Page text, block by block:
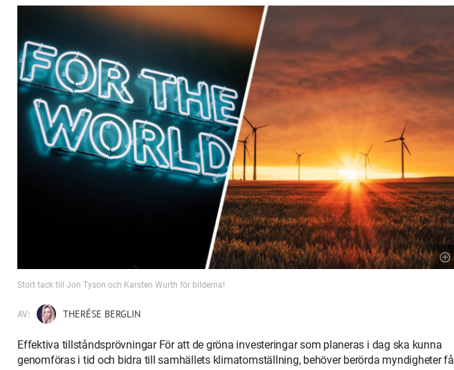
Stort tack till Jon Tyson och Karsten Wurth för bilderna!
AV: THERÉSE BERGLIN
Effektiva tillståndsprövningar För att de gröna investeringar som planeras i dag ska kunna
genomföras i tid och bidra till samhällets klimatomställning, behöver berörda myndigheter få